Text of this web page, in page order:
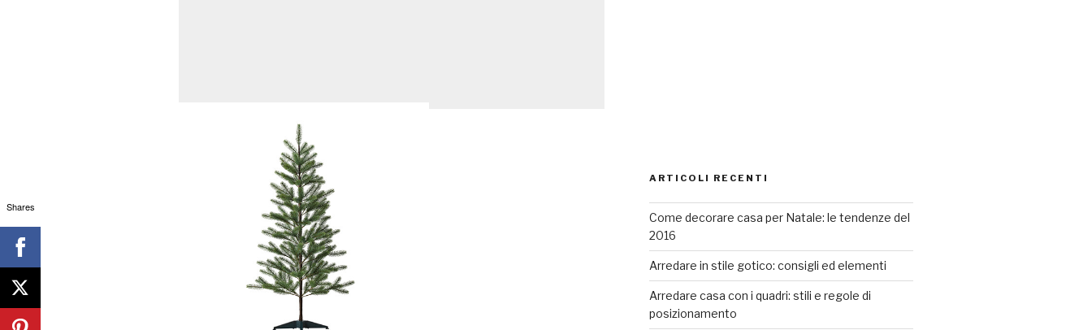
ARTICOLI RECENTI
Come decorare casa per Natale: le tendenze del
2016
Arredare in stile gotico: consigli ed elementi
Arredare casa con i quadri: stili e regole di
posizionamento
Shares